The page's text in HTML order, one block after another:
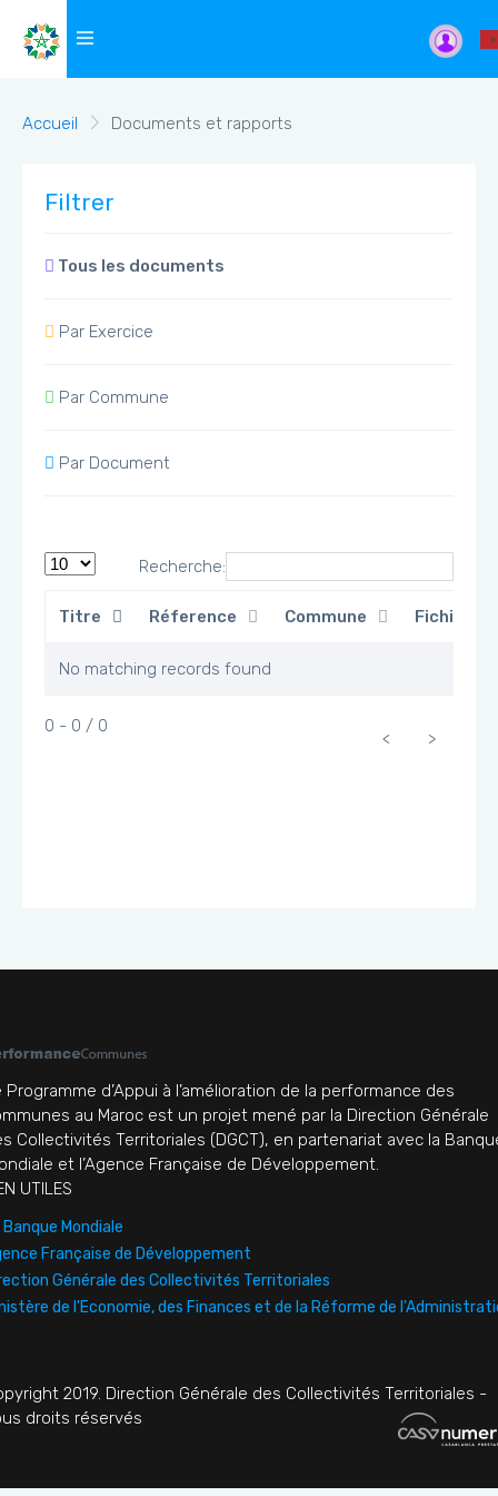
Accueil Documents et rapports
Filtrer
Tous les documents
Par Exercice
Par Commune
Par Document
Recherche:
Titre Réference Commune Fichier
No matching records found
0 - 0 / 0
< >
Programme d’Appui à l’amélioration de la performance des
au Maroc est un projet mené par la Direction Générale
Collectivités Territoriales (DGCT), en partenariat avec la
et l’Agence Française de Développement.
UTILES
Banque Mondiale
Française de Développement
Générale des Collectivités Territoriales
de l'Economie, des Finances et de la Réforme de
2019. Direction Générale des Collectivités Territoriales -
droits réservés